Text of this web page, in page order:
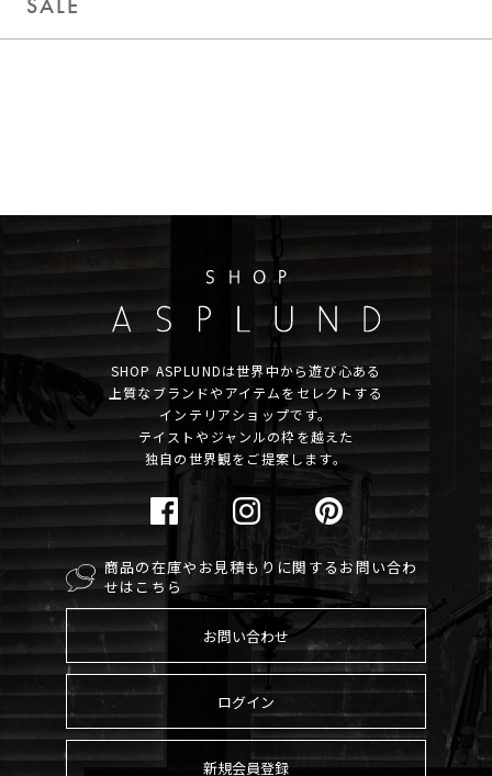
SHOP ASPLUNDは世界中から遊び心ある
上質なブランドやアイテムをセレクトする
インテリアショップです。
テイストやジャンルの枠を越えた
独自の世界観をご提案します。
商品の在庫やお見積もりに関するお問い合わ
せはこちら
お問い合わせ
ログイン
新規会員登録